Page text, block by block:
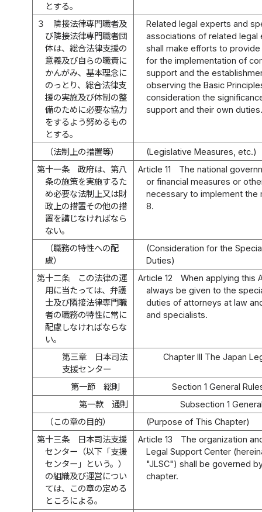
とする。
３
隣接法律専門職者及
び隣接法律専門職者団
体は、総合法律支援の
意義及び自らの職責に
かんがみ、基本理念に
のっとり、総合法律支
援の実施及び体制の整
備のために必要な協力
をするよう努めるもの
とする。
Related legal experts and
associations of related
shall make efforts to
for the implementation of
support and the
observing the Basic
consideration the
support and their own
（法制上の措置等）
(Legislative Measures, etc.)
第十一条
政府は、第八
条の施策を実施するた
め必要な法制上又は財
政上の措置その他の措
置を講じなければなら
ない。
Article 11
The national
or financial measures or
necessary to implement the
8.
（職務の特性への配
慮）
(Consideration for the
Duties)
第十二条
この法律の運
用に当たっては、弁護
士及び隣接法律専門職
者の職務の特性に常に
配慮しなければならな
い。
Article 12
When applying this
always be given to the
duties of attorneys at law
and specialists.
第三章 日本司法
支援センター
Chapter III The Japan
第一節 総則
Section 1 General
第一款 通則
Subsection 1
（この章の目的）
(Purpose of This Chapter)
第十三条
日本司法支援
センター（以下「支援
センター」という。）
の組織及び運営につい
ては、この章の定める
ところによる。
Article 13
The organization
Legal Support Center
"JLSC") shall be governed
chapter.